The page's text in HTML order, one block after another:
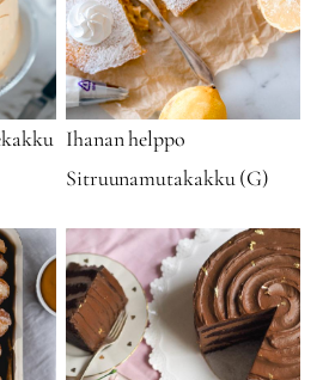
Ihanan helppo
Sitruunamutakakku (G)